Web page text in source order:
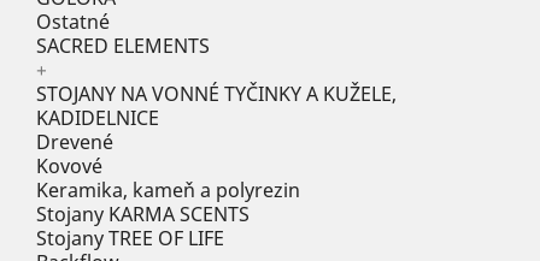
Ostatné
SACRED ELEMENTS
+
STOJANY NA VONNÉ TYČINKY A KUŽELE,
KADIDELNICE
Drevené
Kovové
Keramika, kameň a polyrezin
Stojany KARMA SCENTS
Stojany TREE OF LIFE